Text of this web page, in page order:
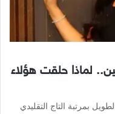
لماذا حلقت هؤلاء
بمرتبة التاج التقليدي